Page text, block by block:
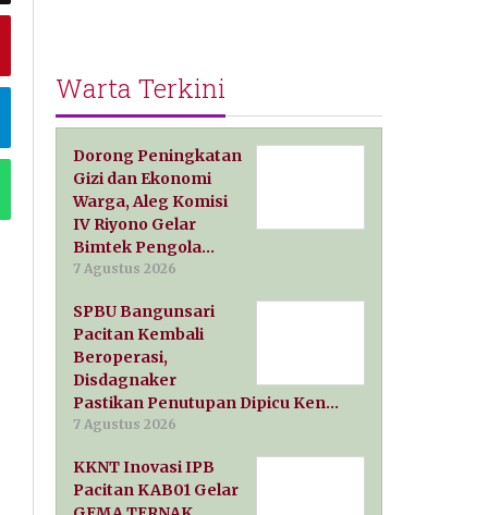
Warta Terkini
Dorong Peningkatan
Gizi dan Ekonomi
Warga, Aleg Komisi
IV Riyono Gelar
Bimtek Pengola…
7 Agustus 2026
SPBU Bangunsari
Pacitan Kembali
Beroperasi,
Disdagnaker
Pastikan Penutupan Dipicu Ken…
7 Agustus 2026
KKNT Inovasi IPB
Pacitan KAB01 Gelar